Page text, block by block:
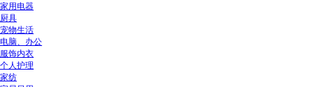
家用电器
厨具
宠物生活
电脑、办公
服饰内衣
个人护理
家纺